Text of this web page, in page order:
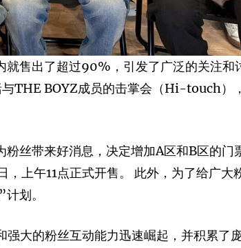
售出了超过90%，引发了广泛的关注和
THE BOYZ成员的击掌会（Hi-touch）
丝带来好消息，决定增加A区和B区的门
上午11点正式开售。 此外，为了给广大
划。
大的粉丝互动能力迅速崛起，并积累了